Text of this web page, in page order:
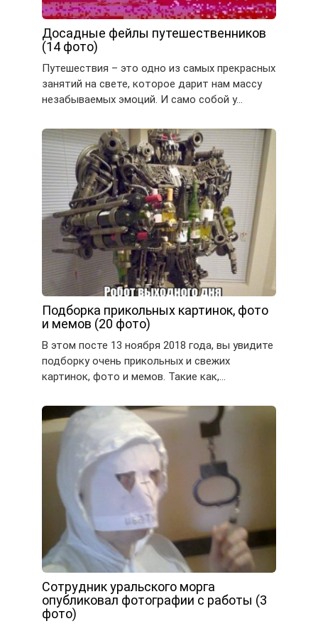
Досадные фейлы путешественников
(14 фото)
Путешествия – это одно из самых прекрасных
занятий на свете, которое дарит нам массу
незабываемых эмоций. И само собой у…
Подборка прикольных картинок, фото
и мемов (20 фото)
В этом посте 13 ноября 2018 года, вы увидите
подборку очень прикольных и свежих
картинок, фото и мемов. Такие как,…
Сотрудник уральского морга
опубликовал фотографии с работы (3
фото)